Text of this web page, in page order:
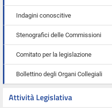
Indagini conoscitive
Stenografici delle Commissioni
Comitato per la legislazione
Bollettino degli Organi Collegiali
Attività Legislativa